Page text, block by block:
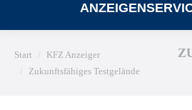
Sie befinden sich hier:
Start
KFZ Anzeiger
Zukunftsfähiges Testgelände